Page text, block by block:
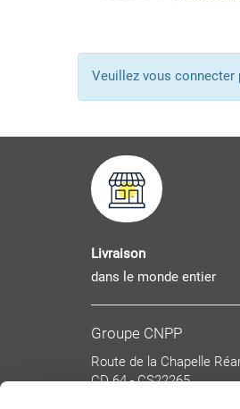
Veuillez vous
Livraison
dans le monde entier
Groupe CNPP
Route de la Chapelle
CD 64 - CS22265